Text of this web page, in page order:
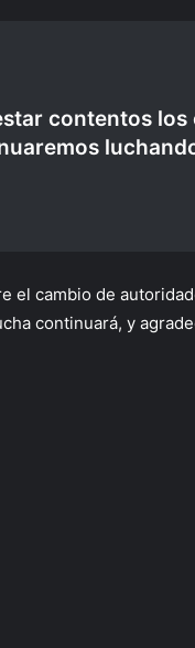
contentos
el cambio de
continuará, y